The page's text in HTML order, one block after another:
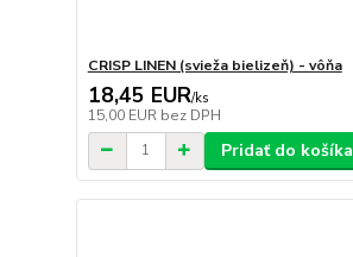
CRISP LINEN (svieža bielizeň) - vôňa
18,45 EUR/ks
15,00 EUR bez DPH
Pridať do košíka